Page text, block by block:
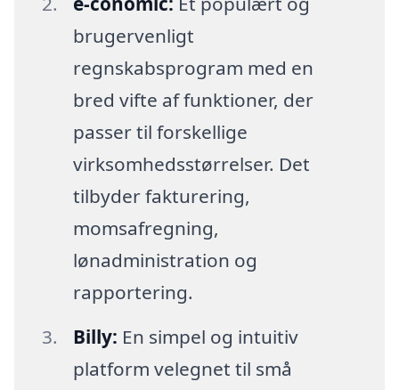
brugervenligt
regnskabsprogram med en
bred vifte af funktioner, der
passer til forskellige
virksomhedsstørrelser. Det
tilbyder fakturering,
momsafregning,
lønadministration og
rapportering.
Billy: En simpel og intuitiv
platform velegnet til små